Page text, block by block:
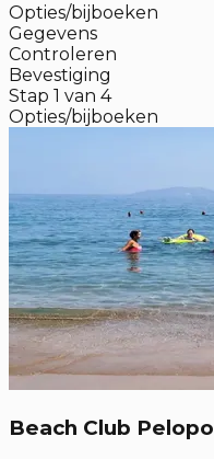
Opties/bijboeken
Gegevens
Controleren
Bevestiging
Stap 1 van 4
Opties/bijboeken
Beach Club